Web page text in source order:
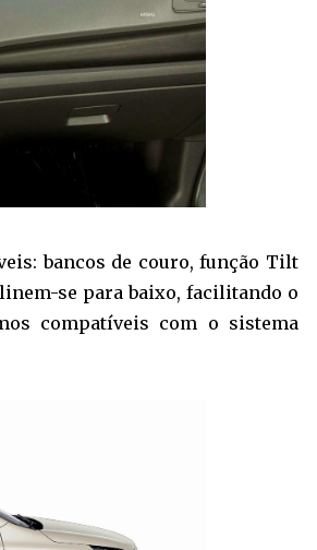
bancos de couro, função Tilt
se para baixo, facilitando o
compatíveis com o sistema